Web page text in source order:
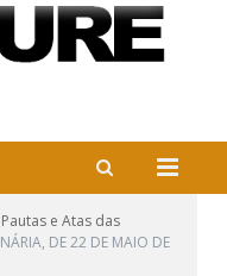
Pautas e Atas das
DE 22 DE MAIO DE